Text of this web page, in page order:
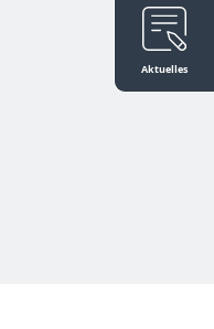
Aktuelles